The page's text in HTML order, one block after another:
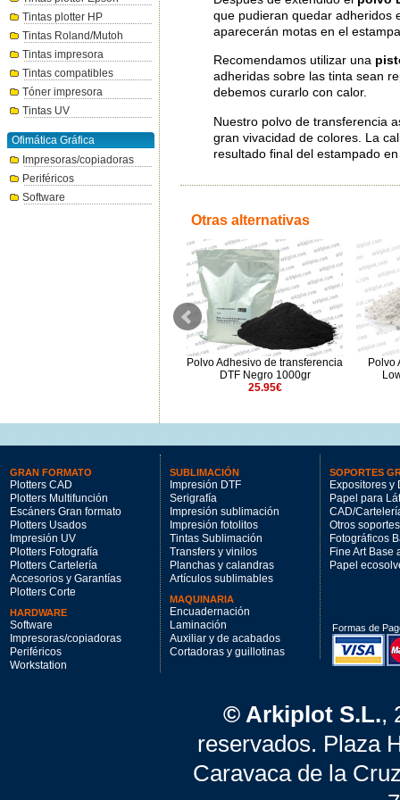
Tintas plotter HP
Tintas Roland/Mutoh
Tintas impresora
Tintas compatibles
Tóner impresora
Tintas UV
Ofimática Gráfica
Impresoras/copiadoras
Periféricos
Software
que pudieran quedar adheridos
aparecerán motas en el
Recomendamos utilizar una
adheridas sobre las tinta sean
debemos curarlo con calor.
Nuestro polvo de transferencia
gran vivacidad de colores. La
resultado final del estampado
Otras alternativas
Epson Tinta UltraChrome SC-
G6000 DTF Magenta 1.6 L
Polvo Adhesivo de transferencia
DTF Negro 1000gr
25.95€
Polvo
GRAN FORMATO
Plotters CAD
Plotters Multifunción
Escáners Gran formato
Plotters Usados
Impresión UV
Plotters Fotografía
Plotters Cartelería
Accesorios y Garantías
Plotters Corte
HARDWARE
Software
Impresoras/copiadoras
Periféricos
Workstation
SUBLIMACIÓN
Impresión DTF
Serigrafía
Impresión sublimación
Impresión fotolitos
Tintas Sublimación
Transfers y vinilos
Planchas y calandras
Artículos sublimables
MAQUINARIA
Encuadernación
Laminación
Auxiliar y de acabados
Cortadoras y guillotinas
SOPORTES
Expositores y
Papel para
CAD/
Otros soportes
Fotográficos
Fine Art Base
Papel
Formas de
© Arkiplot S.L.,
reservados. Plaza
Caravaca de la